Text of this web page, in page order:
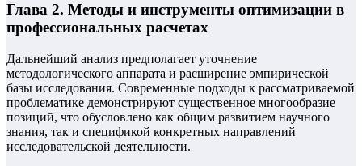
Глава 2. Методы и инструменты оптимизации в
профессиональных расчетах
Дальнейший анализ предполагает уточнение
методологического аппарата и расширение эмпирической
базы исследования. Современные подходы к рассматриваемой
проблематике демонстрируют существенное многообразие
позиций, что обусловлено как общим развитием научного
знания, так и спецификой конкретных направлений
исследовательской деятельности.